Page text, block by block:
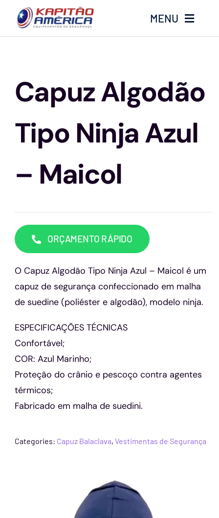
o
MENU
Produtos
Luvas
Altura
Capacetes
Contato
Capuz Algodão
Tipo Ninja Azul
– Maicol
ORÇAMENTO RÁPIDO
O Capuz Algodão Tipo Ninja Azul – Maicol é um
capuz de segurança confeccionado em malha
de suedine (poliéster e algodão), modelo ninja.
ESPECIFICAÇÕES TÉCNICAS
Confortável;
COR: Azul Marinho;
Proteção do crânio e pescoço contra agentes
térmicos;
Fabricado em malha de suedini.
Categories: Capuz Balaclava, Vestimentas de Segurança